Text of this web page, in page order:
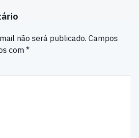
não será publicado. Campos
com *